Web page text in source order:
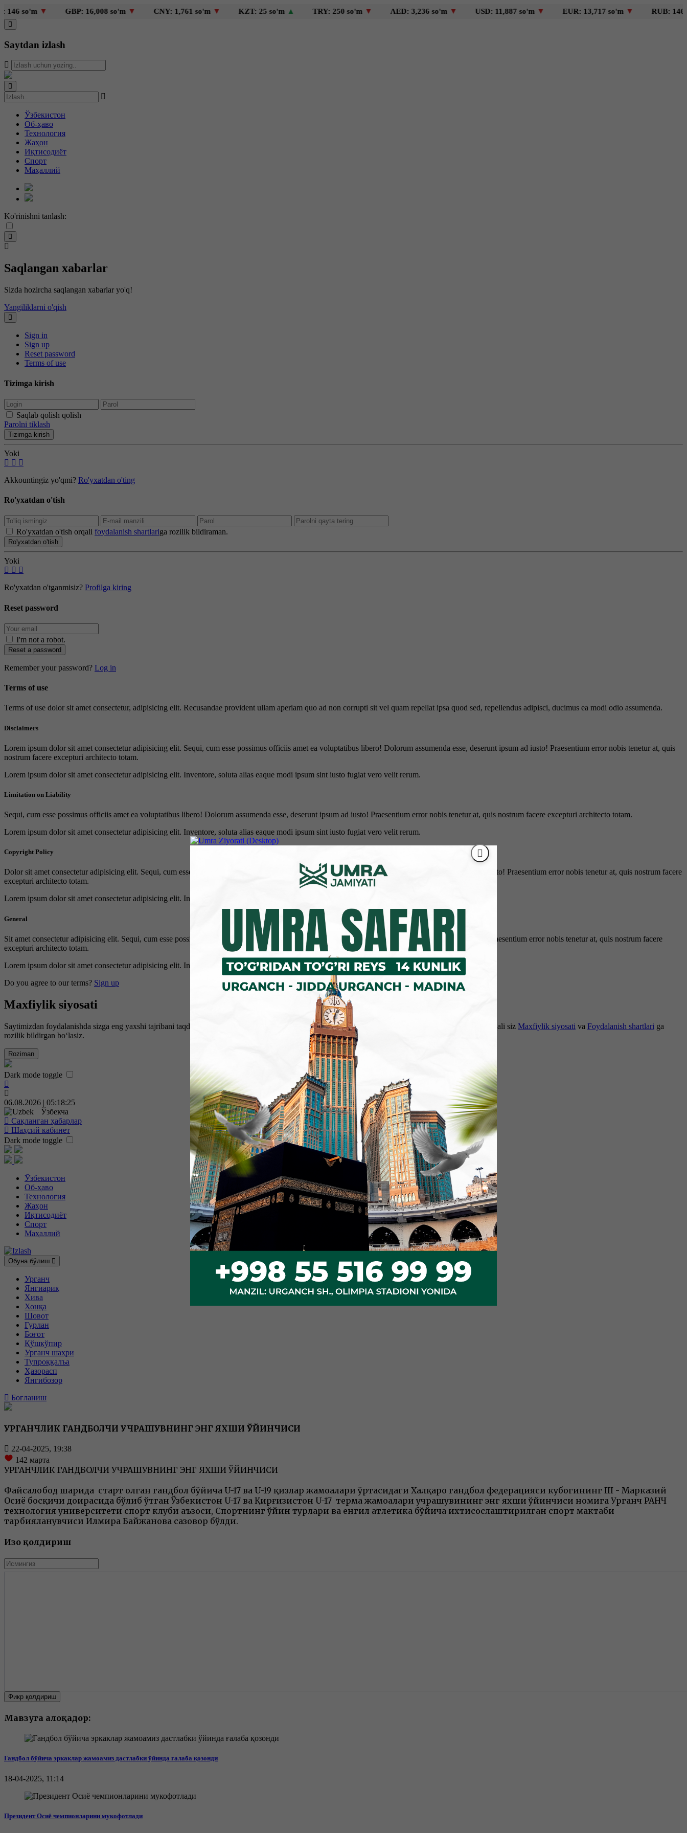
▼ GBP: 16,008 so'm▼ CNY: 1,761 so'm▼ KZT: 25 so'm ▲ TRY: 250 so'm▼ AED: 3,236 so'm▼ USD: 11,887 so'm▼ EUR: 13,717 so'm▼ RUB: 146 so'm▼
Saytdan izlash
Ўзбекистон
Об-ҳаво
Технология
Жаҳон
Иқтисодиёт
Спорт
Маҳаллий
Ko'rinishni tanlash:
Saqlangan xabarlar
Sizda hozircha saqlangan xabarlar yo'q!
Yangiliklarni o'qish
Sign in
Sign up
Reset password
Terms of use
Tizimga kirish
Saqlab qolish qolish
Parolni tiklash
Tizimga kirish
Yoki
Akkountingiz yo'qmi? Ro'yxatdan o'ting
Ro'yxatdan o'tish
Ro'yxatdan o'tish orqali foydalanish shartlariga rozilik bildiraman.
Ro'yxatdan o'tish
Yoki
Ro'yxatdan o'tganmisiz? Profilga kiring
Reset password
I'm not a robot.
Reset a password
Remember your password? Log in
Terms of use
Terms of use dolor sit amet consectetur, adipisicing elit. Recusandae provident ullam aperiam quo ad non corrupti sit vel quam repellat ipsa quod sed, repellendus adipisci, ducimus ea modi odio assumenda.
Disclaimers
Lorem ipsum dolor sit amet consectetur adipisicing elit. Sequi, cum esse possimus officiis amet ea voluptatibus libero! Dolorum assumenda esse, deserunt ipsum ad iusto! Praesentium error nobis tenetur at, quis
nostrum facere excepturi architecto totam.
Lorem ipsum dolor sit amet consectetur adipisicing elit. Inventore, soluta alias eaque modi ipsum sint iusto fugiat vero velit rerum.
Limitation on Liability
Sequi, cum esse possimus officiis amet ea voluptatibus libero! Dolorum assumenda esse, deserunt ipsum ad iusto! Praesentium error nobis tenetur at, quis nostrum facere excepturi architecto totam.
Lorem ipsum dolor sit amet consectetur adipisicing elit. Inventore, soluta alias eaque modi ipsum sint iusto fugiat vero velit rerum.
Copyright Policy
Dolor sit amet consectetur adipisicing elit. Sequi, cum esse possimus officiis amet ea voluptatibus libero! Dolorum assumenda esse, deserunt ipsum ad iusto! Praesentium error nobis tenetur at, quis nostrum facere
excepturi architecto totam.
Lorem ipsum dolor sit amet consectetur adipisicing elit. Inventore, soluta alias eaque modi ipsum sint iusto fugiat vero velit rerum.
General
Sit amet consectetur adipisicing elit. Sequi, cum esse possimus officiis amet ea voluptatibus libero! Dolorum assumenda esse, deserunt ipsum ad iusto! Praesentium error nobis tenetur at, quis nostrum facere
excepturi architecto totam.
Lorem ipsum dolor sit amet consectetur adipisicing elit. Inventore, soluta alias eaque modi ipsum sint iusto fugiat vero velit rerum.
Do you agree to our terms? Sign up
Maxfiylik siyosati
Saytimizdan foydalanishda sizga eng yaxshi tajribani taqdim etish uchun biz cookie-fayllardan foydalanamiz. Saytimizdan foydalanishda davom etish orqali siz Maxfiylik siyosati va Foydalanish shartlari ga
rozilik bildirgan bo‘lasiz.
Roziman
Dark mode toggle
06.08.2026 | 05:18:26
Ўзбекча
Сақланган ҳабарлар
Шаҳсий кабинет
Dark mode toggle
Ўзбекистон
Об-ҳаво
Технология
Жаҳон
Иқтисодиёт
Спорт
Маҳаллий
Обуна бўлиш
Урганч
Янгиариқ
Хива
Хонқа
Шовот
Гурлан
Боғот
Қўшкўпир
Урганч шаҳри
Тупроққалъа
Ҳазорасп
Янгибозор
Боғланиш
УРГАНЧЛИК ГАНДБОЛЧИ УЧРАШУВНИНГ ЭНГ ЯХШИ ЎЙИНЧИСИ
22-04-2025, 19:38
142 марта
УРГАНЧЛИК ГАНДБОЛЧИ УЧРАШУВНИНГ ЭНГ ЯХШИ ЎЙИНЧИСИ
Файсалобод шаҳрида старт олган гандбол бўйича U-17 ва U-19 қизлар жамоалари ўртасидаги Халқаро гандбол федерацияси кубогининг III - Марказий
Осиё босқичи доирасида бўлиб ўтган Ўзбекистон U-17 ва Қирғизистон U-17 терма жамоалари учрашувининг энг яхши ўйинчиси номига Урганч РАНЧ
технология университети спорт клуби аъзоси, Спортнинг ўйин турлари ва енгил атлетика бўйича ихтисослаштирилган спорт мактаби
тарбияланувчиси Илмира Байжанова сазовор бўлди.
Изоҳ қолдириш
Фикр қолдириш
Мавзуга алоқадор:
Гандбол бўйича эркаклар жамоамиз дастлабки ўйинда ғалаба қозонди
18-04-2025, 11:14
Президент Осиё чемпионларини мукофотлади